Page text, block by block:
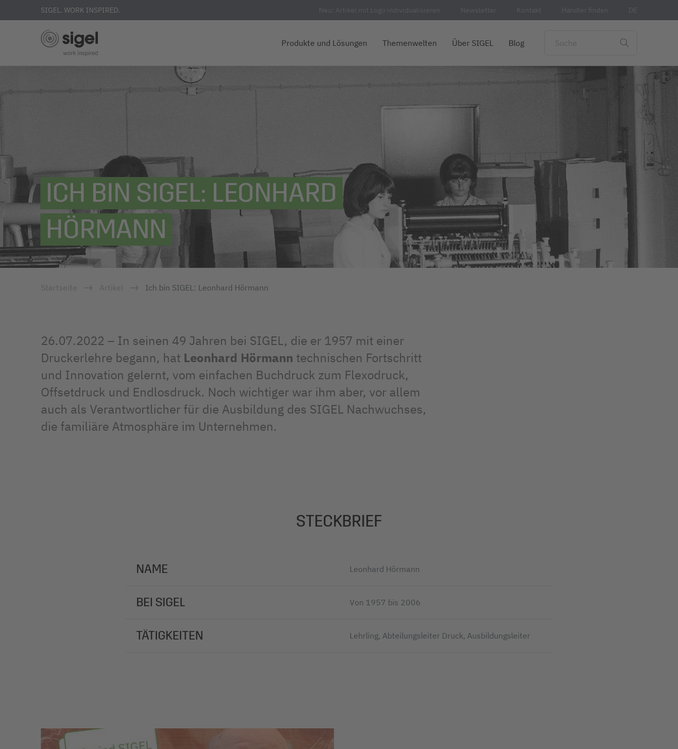
SIGEL. WORK INSPIRED. Neu: Artikel mit Logo individualisieren Newsletter Kontakt Händler finden DE
Produkte und Lösungen Themenwelten Über SIGEL Blog
ICH BIN SIGEL: LEONHARD
HÖRMANN
Startseite Artikel Ich bin SIGEL: Leonhard Hörmann
26.07.2022 – In seinen 49 Jahren bei SIGEL, die er 1957 mit einer
Druckerlehre begann, hat Leonhard Hörmann technischen Fortschritt
und Innovation gelernt, vom einfachen Buchdruck zum Flexodruck,
Offsetdruck und Endlosdruck. Noch wichtiger war ihm aber, vor allem
auch als Verantwortlicher für die Ausbildung des SIGEL Nachwuchses,
die familiäre Atmosphäre im Unternehmen.
STECKBRIEF
NAME Leonhard Hörmann
BEI SIGEL Von 1957 bis 2006
TÄTIGKEITEN Lehrling, Abteilungsleiter Druck, Ausbildungsleiter